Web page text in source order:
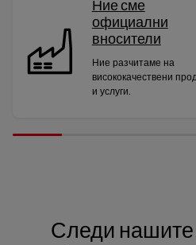
Ние сме
официални
вносители
Ние разчитаме на
висококачествени
и услуги.
Следи